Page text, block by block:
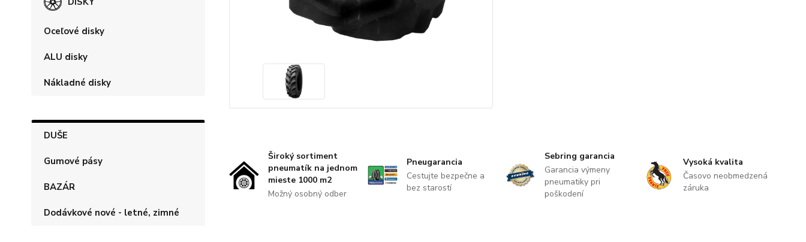
Oceľové disky
ALU disky
Nákladné disky
DUŠE
Gumové pásy
BAZÁR
Dodávkové nové - letné, zimné
Široký sortiment
pneumatík na jednom
mieste 1000 m2
Možný osobný odber
Pneugarancia
Cestujte bezpečne a
bez starostí
Sebring garancia
Garancia výmeny
pneumatiky pri
poškodení
Vysoká kvalita
Časovo neobmedzená
záruka